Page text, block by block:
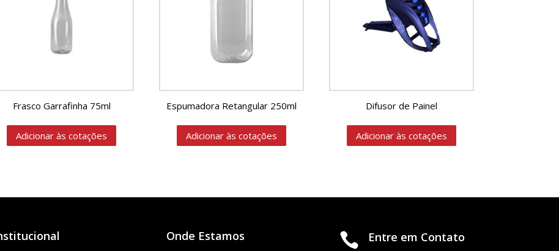
Frasco Garrafinha 75ml
Adicionar às cotações
Espumadora Retangular 250ml
Adicionar às cotações
Difusor de Painel
Adicionar às cotações
Onde Estamos 
Entre em Contato